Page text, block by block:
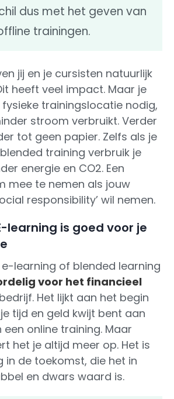
dus met het geven van
trainingen.
jij en je cursisten natuurlijk
heeft veel impact. Maar je
trainingslocatie nodig,
stroom verbruikt. Verder
tot geen papier. Zelfs als je
training verbruik je
energie en CO2. Een
mee te nemen als jouw
responsibility’ wil nemen.
learning is goed voor je
learning of blended learning
voor het financieel
Het lijkt aan het begin
tijd en geld kwijt bent aan
online training. Maar
het je altijd meer op. Het is
in de toekomst, die het in
en dwars waard is.